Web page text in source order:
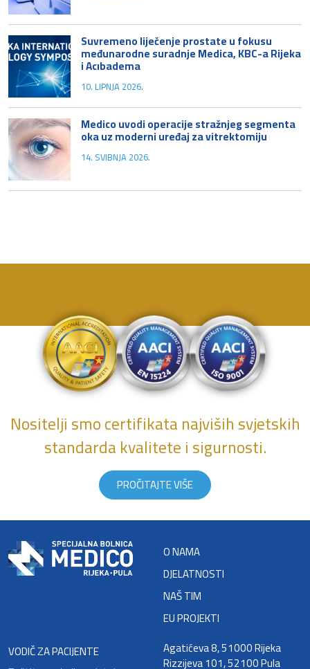
Suvremeno liječenje prostate u fokusu
međunarodne suradnje Medica, KBC-a Rijeka
i Acıbadema
10. LIPNJA 2026.
Medico uvodi operacije stražnjeg segmenta
oka uz moderni uređaj za vitrektomiju
14. SVIBNJA 2026.
Nositelji smo certifikata najviših svjetskih
standarda kvalitete i sigurnosti.
PROČITAJTE VIŠE
O NAMA
DJELATNOSTI
NAŠ TIM
EU PROJEKTI
VODIČ ZA PACIJENTE
Agatićeva 8, 51000 Rijeka
Rizzijeva 101, 52100 Pula